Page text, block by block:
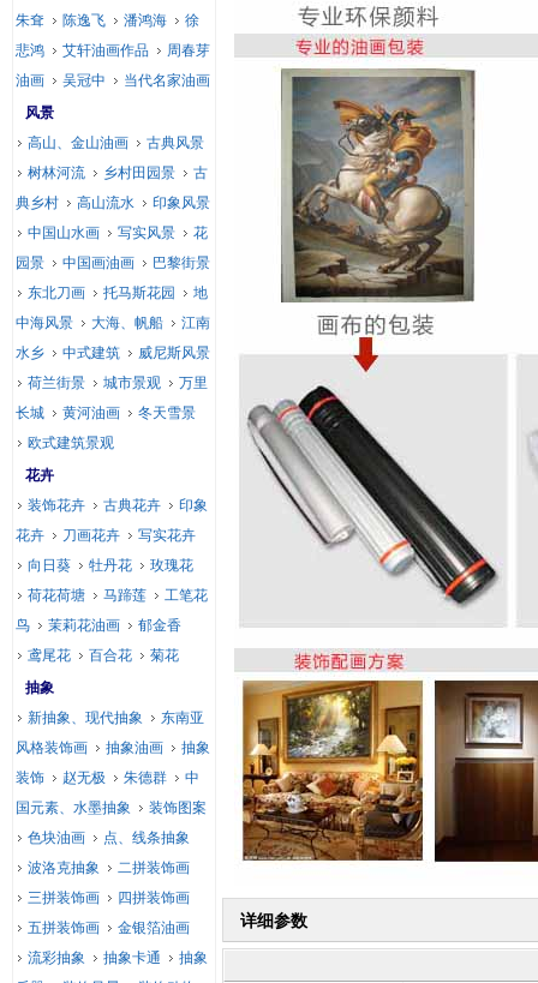
详细参数
朱耷
陈逸飞 潘鸿海
徐
悲鸿
艾轩油画作品
周春芽
油画
吴冠中
当代名家油画
风景
高山、金山油画
古典风景
树林河流
乡村田园景
古
典乡村
高山流水
印象风景
中国山水画
写实风景
花
园景
中国画油画
巴黎街景
东北刀画
托马斯花园
地
中海风景
大海、帆船
江南
水乡
中式建筑
威尼斯风景
荷兰街景
城市景观
万里
长城
黄河油画
冬天雪景
欧式建筑景观
花卉
装饰花卉
古典花卉
印象
花卉
刀画花卉
写实花卉
向日葵
牡丹花
玫瑰花
荷花荷塘
马蹄莲
工笔花
鸟
茉莉花油画
郁金香
鸢尾花
百合花
菊花
抽象
新抽象、现代抽象
东南亚
风格装饰画
抽象油画
抽象
装饰
赵无极 朱德群
中
国元素、水墨抽象
装饰图案
色块油画
点、线条抽象
波洛克抽象
二拼装饰画
三拼装饰画
四拼装饰画
五拼装饰画
金银箔油画
流彩抽象
抽象卡通
抽象